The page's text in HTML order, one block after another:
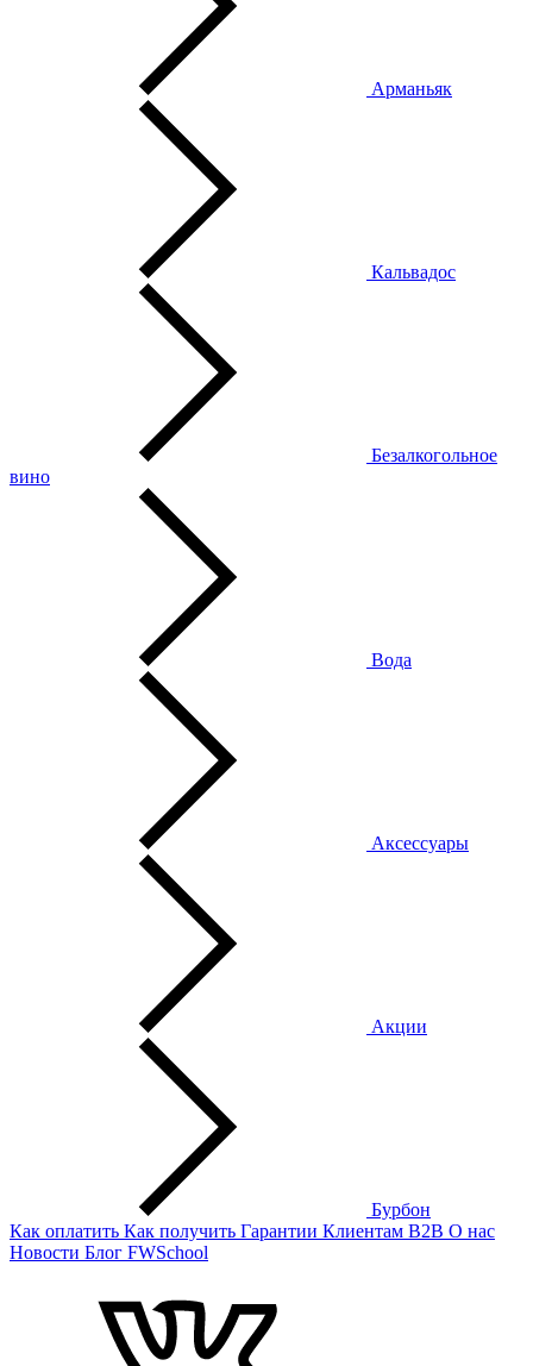
Арманьяк
Кальвадос
Безалкогольное
вино
Вода
Аксессуары
Акции
Бурбон
Как оплатить Как получить Гарантии Клиентам B2B О нас
Новости Блог FWSchool